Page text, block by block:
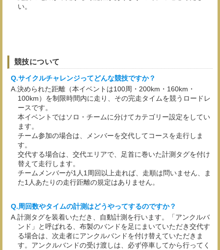
い。
競技について
サイクルチャレンジってどんな競技ですか？
決められた距離（本イベントは100周・200km・160km・
100km）を制限時間内に走り、その完走タイムを競うロードレ
ースです。
本イベントではソロ・チームに分けてカテゴリー設定をしてい
ます。
チーム参加の場合は、メンバーを交代してコースを走行しま
す。
交代する場合は、交代エリアで、足首に巻いた計測タグを付け
替えて走行します。
チームメンバーが1人1周回以上走れば、走順は問いません、ま
た1人あたりの走行距離の規定はありません。
周回数やタイムの計測はどうやってするのですか？
計測タグを装着いただき、自動計測を行います。「アンクルバ
ンド」と呼ばれる、布製のバンドを足にまいていただき交代す
る場合は、次走者にアンクルバンドを付け替えていただきま
す。アンクルバンドの受け渡しは、必ず停車してから行ってく